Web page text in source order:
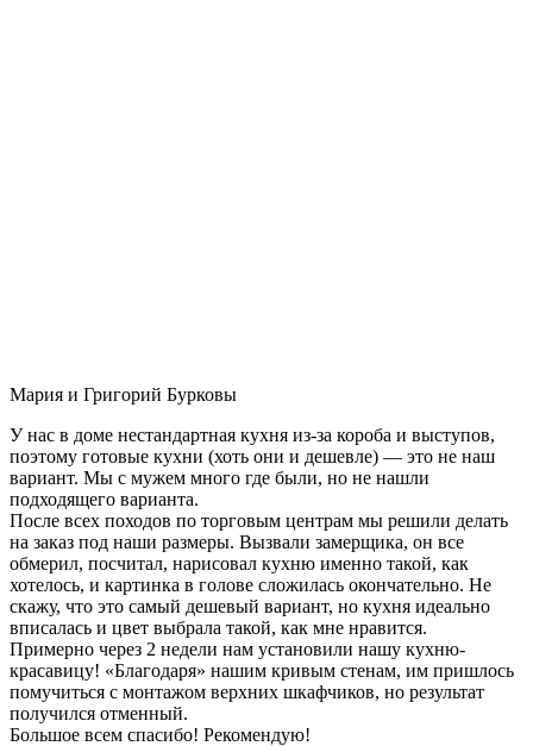
Мария и Григорий Бурковы
У нас в доме нестандартная кухня из-за короба и выступов,
поэтому готовые кухни (хоть они и дешевле) — это не наш
вариант. Мы с мужем много где были, но не нашли
подходящего варианта.
После всех походов по торговым центрам мы решили делать
на заказ под наши размеры. Вызвали замерщика, он все
обмерил, посчитал, нарисовал кухню именно такой, как
хотелось, и картинка в голове сложилась окончательно. Не
скажу, что это самый дешевый вариант, но кухня идеально
вписалась и цвет выбрала такой, как мне нравится.
Примерно через 2 недели нам установили нашу кухню-
красавицу! «Благодаря» нашим кривым стенам, им пришлось
помучиться с монтажом верхних шкафчиков, но результат
получился отменный.
Большое всем спасибо! Рекомендую!